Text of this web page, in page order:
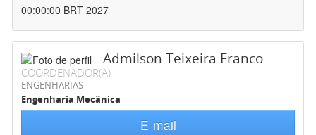
00:00:00 BRT 2027
Admilson Teixeira Franco
COORDENADOR(A)
ENGENHARIAS
Engenharia Mecânica
E-mail